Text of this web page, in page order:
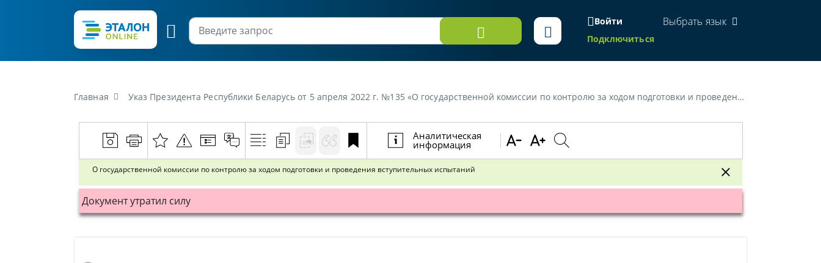
Войти
Подключиться
Выбрать язык
Главная Указ Президента Республики Беларусь от 5 апреля 2022 г. №135 «О государственной комиссии по контролю за ходом подготовки и проведения вступительных испытаний»
Аналитическая
информация
О государственной комиссии по контролю за ходом подготовки и проведения вступительных испытаний
Документ утратил силу